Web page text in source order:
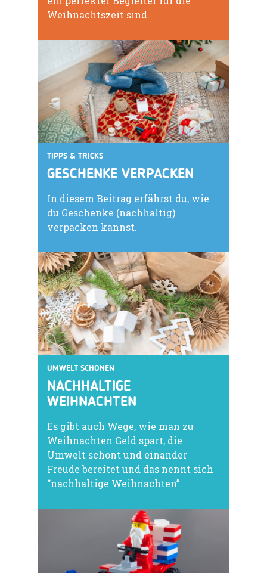
Weihnachtszeit sind.
TIPPS & TRICKS
GESCHENKE VERPACKEN
In diesem Beitrag erfährst du, wie
du Geschenke (nachhaltig)
verpacken kannst.
UMWELT SCHONEN
NACHHALTIGE
WEIHNACHTEN
Es gibt auch Wege, wie man zu
Weihnachten Geld spart, die
Umwelt schont und einander
Freude bereitet und das nennt sich
“nachhaltige Weihnachten”.